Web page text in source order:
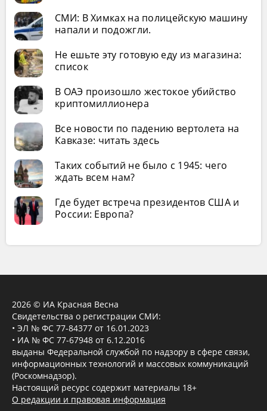
СМИ: В Химках на полицейскую машину
напали и подожгли.
Не ешьте эту готовую еду из магазина:
список
В ОАЭ произошло жестокое убийство
криптомиллионера
Все новости по падению вертолета на
Кавказе: читать здесь
Таких событий не было с 1945: чего
ждать всем нам?
Где будет встреча президентов США и
России: Европа?
2026 © ИА Красная Весна
Свидетельства о регистрации СМИ:
• ЭЛ № ФС 77-84377 от 16.01.2023
• ИА № ФС 77-67948 от 6.12.2016
выданы Федеральной службой по надзору в сфере связи,
информационных технологий и массовых коммуникаций
(Роскомнадзор).
Настоящий ресурс содержит материалы 18+
О редакции и правовая информация